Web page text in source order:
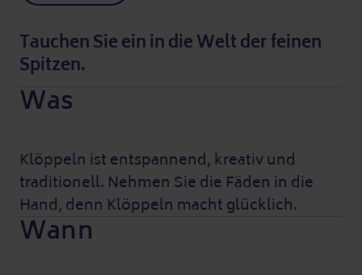
Tauchen Sie ein in die Welt der feinen
Spitzen.
Was
Klöppeln ist entspannend, kreativ und
traditionell. Nehmen Sie die Fäden in die
Hand, denn Klöppeln macht glücklich.
Wann